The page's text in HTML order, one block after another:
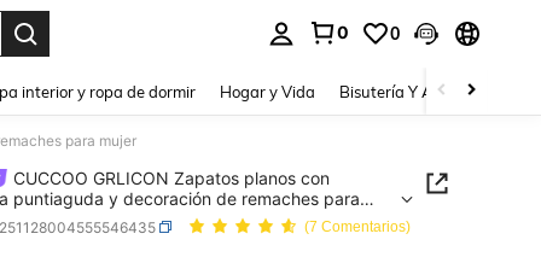
0 0
interior y ropa de dormir Hogar y Vida Bisutería Y Accesorios
para mujer
CUCCOO GRLICON Zapatos planos con
puntiaguda y decoración de remaches para
(7 Comentarios)